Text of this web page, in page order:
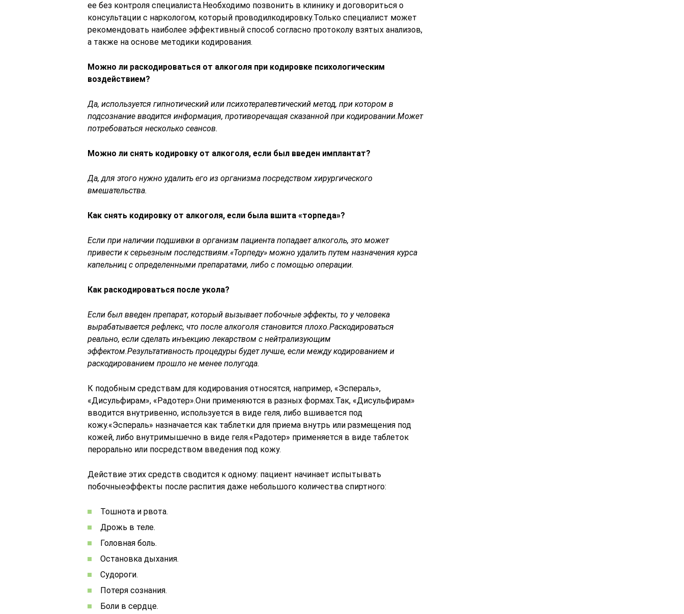
ее без контроля специалиста.Необходимо позвонить в клинику и договориться о
консультации с наркологом, который проводилкодировку.Только специалист может
рекомендовать наиболее эффективный способ согласно протоколу взятых анализов,
а также на основе методики кодирования.
Можно ли раскодироваться от алкоголя при кодировке психологическим
воздействием?
Да, используется гипнотический или психотерапевтический метод, при котором в
подсознание вводится информация, противоречащая сказанной при кодировании.Может
потребоваться несколько сеансов.
Можно ли снять кодировку от алкоголя, если был введен имплантат?
Да, для этого нужно удалить его из организма посредством хирургического
вмешательства.
Как снять кодировку от алкоголя, если была вшита «торпеда»?
Если при наличии подшивки в организм пациента попадает алкоголь, это может
привести к серьезным последствиям.«Торпеду» можно удалить путем назначения курса
капельниц с определенными препаратами, либо с помощью операции.
Как раскодироваться после укола?
Если был введен препарат, который вызывает побочные эффекты, то у человека
вырабатывается рефлекс, что после алкоголя становится плохо.Раскодироваться
реально, если сделать инъекцию лекарством с нейтрализующим
эффектом.Результативность процедуры будет лучше, если между кодированием и
раскодированием прошло не менее полугода.
К подобным средствам для кодирования относятся, например, «Эспераль»,
«Дисульфирам», «Радотер».Они применяются в разных формах.Так, «Дисульфирам»
вводится внутривенно, используется в виде геля, либо вшивается под
кожу.«Эспераль» назначается как таблетки для приема внутрь или размещения под
кожей, либо внутримышечно в виде геля.«Радотер» применяется в виде таблеток
перорально или посредством введения под кожу.
Действие этих средств сводится к одному: пациент начинает испытывать
побочныеэффекты после распития даже небольшого количества спиртного:
Тошнота и рвота.
Дрожь в теле.
Головная боль.
Остановка дыхания.
Судороги.
Потеря сознания.
Боли в сердце.